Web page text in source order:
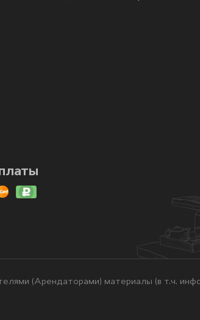
(Арендаторами) материалы (в т.ч.